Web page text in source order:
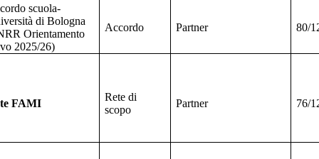
scuola-
di Bologna
Orientamento
2025/26)
Accordo Partner 80/
FAMI
Rete di
scopo
Partner 76/